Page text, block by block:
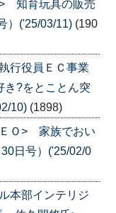
知育玩具の販売
）('25/03/11) (190
行役員ＥＣ事業
?をとことん突
10) (1898)
Ｏ> 家族でおい
日号）('25/02/0
本部インテリジ